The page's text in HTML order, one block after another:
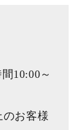
10:00～
お客様